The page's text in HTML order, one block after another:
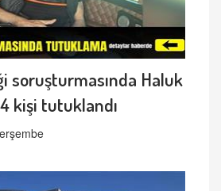
soruşturmasında Haluk
kişi tutuklandı